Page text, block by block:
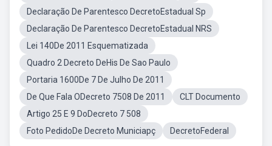
Declaração De Parentesco DecretoEstadual Sp
Declaração De Parentesco DecretoEstadual NRS
Lei 140De 2011 Esquematizada
Quadro 2 Decreto DeHis De Sao Paulo
Portaria 1600De 7 De Julho De 2011
De Que Fala ODecreto 7508 De 2011
CLT Documento
Artigo 25 E 9 DoDecreto 7 508
Foto PedidoDe Decreto Municiapç
DecretoFederal